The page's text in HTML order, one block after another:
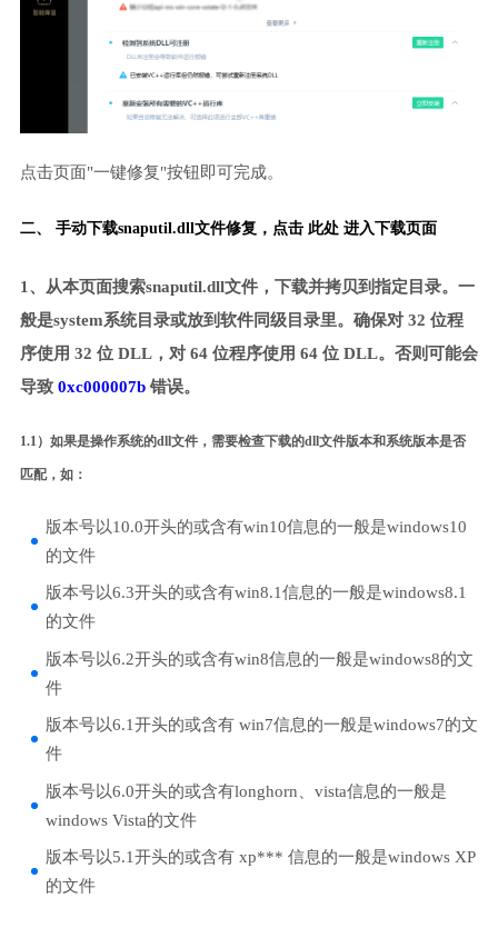
点击页面"一键修复"按钮即可完成。
二、 手动下载snaputil.dll文件修复， 点击 此处 进入下载页面
1、从本页面搜索snaputil.dll文件，下载并拷贝到指定目录。一
般是system系统目录或放到软件同级目录里。确保对 32 位程
序使用 32 位 DLL，对 64 位程序使用 64 位 DLL。否则可能会
导致 0xc000007b错误。
1.1）如果是操作系统的dll文件，需要检查下载的dll文件版本和系统版本是否
匹配，如：
版本号以10.0开头的或含有win10信息的一般是windows10
的文件
版本号以6.3开头的或含有win8.1信息的一般是windows8.1
的文件
版本号以6.2开头的或含有win8信息的一般是windows8的文
件
版本号以6.1开头的或含有 win7信息的一般是windows7的文
件
版本号以6.0开头的或含有longhorn、vista信息的一般是
windows Vista的文件
版本号以5.1开头的或含有 xp*** 信息的一般是windows XP
的文件